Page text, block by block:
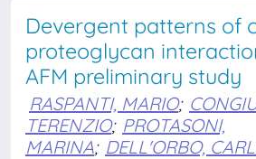
Devergent patterns of
proteoglycan
AFM preliminary study
RASPANTI, MARIO;
TERENZIO; PROTASONI,
MARINA; DELL'ORBO,